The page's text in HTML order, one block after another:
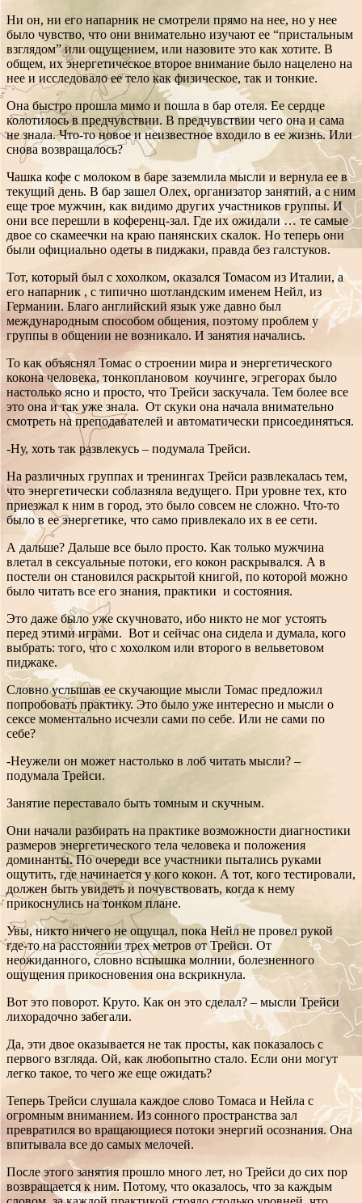
Ни он, ни его напарник не смотрели прямо на нее, но у нее
было чувство, что они внимательно изучают ее “пристальным
взглядом” или ощущением, или назовите это как хотите. В
общем, их энергетическое второе внимание было нацелено на
нее и исследовало ее тело как физическое, так и тонкие.
Она быстро прошла мимо и пошла в бар отеля. Ее сердце
колотилось в предчувствии. В предчувствии чего она и сама
не знала. Что-то новое и неизвестное входило в ее жизнь. Или
снова возвращалось?
Чашка кофе с молоком в баре заземлила мысли и вернула ее в
текущий день. В бар зашел Олех, организатор занятий, а с ним
еще трое мужчин, как видимо других участников группы. И
они все перешли в коференц-зал. Где их ожидали … те самые
двое со скамеечки на краю панянских скалок. Но теперь они
были официально одеты в пиджаки, правда без галстуков.
Тот, который был с хохолком, оказался Томасом из Италии, а
его напарник , с типично шотландским именем Нейл, из
Германии. Благо английский язык уже давно был
международным способом общения, поэтому проблем у
группы в общении не возникало. И занятия начались.
То как объяснял Томас о строении мира и энергетического
кокона человека, тонкоплановом коучинге, эгрегорах было
настолько ясно и просто, что Трейси заскучала. Тем более все
это она и так уже знала. От скуки она начала внимательно
смотреть на преподавателей и автоматически присоединяться.
-Ну, хоть так развлекусь – подумала Трейси.
На различных группах и тренингах Трейси развлекалась тем,
что энергетически соблазняла ведущего. При уровне тех, кто
приезжал к ним в город, это было совсем не сложно. Что-то
было в ее энергетике, что само привлекало их в ее сети.
А дальше? Дальше все было просто. Как только мужчина
влетал в сексуальные потоки, его кокон раскрывался. А в
постели он становился раскрытой книгой, по которой можно
было читать все его знания, практики и состояния.
Это даже было уже скучновато, ибо никто не мог устоять
перед этими играми. Вот и сейчас она сидела и думала, кого
выбрать: того, что с хохолком или второго в вельветовом
пиджаке.
Словно услышав ее скучающие мысли Томас предложил
попробовать практику. Это было уже интересно и мысли о
сексе моментально исчезли сами по себе. Или не сами по
себе?
-Неужели он может настолько в лоб читать мысли? –
подумала Трейси.
Занятие переставало быть томным и скучным.
Они начали разбирать на практике возможности диагностики
размеров энергетического тела человека и положения
доминанты. По очереди все участники пытались руками
ощутить, где начинается у кого кокон. А тот, кого тестировали,
должен быть увидеть и почувствовать, когда к нему
прикоснулись на тонком плане.
Увы, никто ничего не ощущал, пока Нейл не провел рукой
где-то на расстоянии трех метров от Трейси. От
неожиданного, словно вспышка молнии, болезненного
ощущения прикосновения она вскрикнула.
Вот это поворот. Круто. Как он это сделал? – мысли Трейси
лихорадочно забегали.
Да, эти двое оказывается не так просты, как показалось с
первого взгляда. Ой, как любопытно стало. Если они могут
легко такое, то чего же еще ожидать?
Теперь Трейси слушала каждое слово Томаса и Нейла с
огромным вниманием. Из сонного пространства зал
превратился во вращающиеся потоки энергий осознания. Она
впитывала все до самых мелочей.
После этого занятия прошло много лет, но Трейси до сих пор
возвращается к ним. Потому, что оказалось, что за каждым